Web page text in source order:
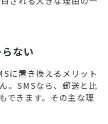
ない
に置き換えるメリット
。SMSなら、郵送と比
できます。その主な理